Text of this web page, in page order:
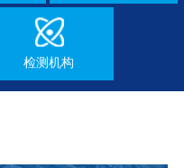
检测机构